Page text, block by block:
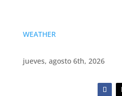
WEATHER
jueves, agosto 6th, 2026